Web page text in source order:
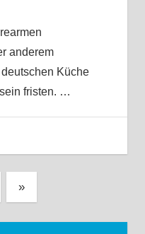
anderem
Küche
fristen. …
Nächste
Beiträge
»